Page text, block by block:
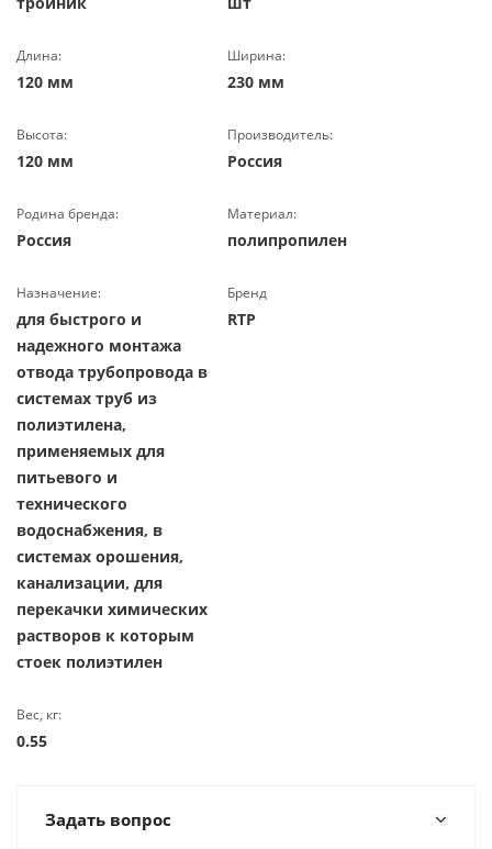
Длина:
120 мм
Ширина:
230 мм
Высота:
120 мм
Производитель:
Россия
Родина бренда:
Россия
Материал:
полипропилен
Назначение:
для быстрого и
надежного монтажа
отвода трубопровода в
системах труб из
полиэтилена,
применяемых для
питьевого и
технического
водоснабжения, в
системах орошения,
канализации, для
перекачки химических
растворов к которым
стоек полиэтилен
Бренд
RTP
Вес, кг:
0.55
Задать вопрос